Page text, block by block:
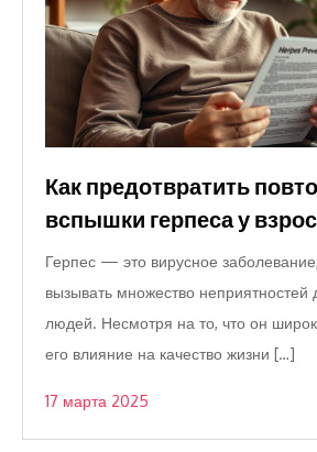
Как предотвратить
вспышки герпеса у
Герпес — это вирусное
вызывать множество
людей. Несмотря на то, что он
его влияние на качество жизни […]
17 марта 2025